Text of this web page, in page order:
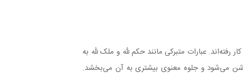
به کار رفته‌اند. عبارات متبرکی مانند حکم لله و ملک لله به
می‌شود و جلوه معنوی بیشتری به آن می‌بخشد.